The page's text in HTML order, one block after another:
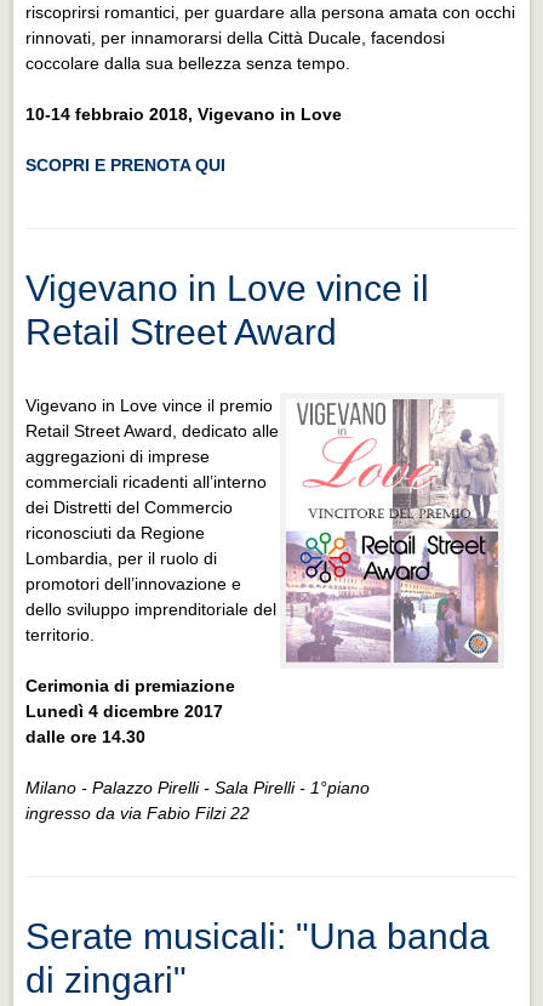
riscoprirsi romantici, per guardare alla persona amata con occhi
rinnovati, per innamorarsi della Città Ducale, facendosi
coccolare dalla sua bellezza senza tempo.
10-14 febbraio 2018, Vigevano in Love
SCOPRI E PRENOTA QUI
Vigevano in Love vince il
Retail Street Award
Vigevano in Love vince il premio
Retail Street Award, dedicato alle
aggregazioni di imprese
commerciali ricadenti all’interno
dei Distretti del Commercio
riconosciuti da Regione
Lombardia, per il ruolo di
promotori dell’innovazione e
dello sviluppo imprenditoriale del
territorio.
Cerimonia di premiazione
Lunedì 4 dicembre 2017
dalle ore 14.30
Milano - Palazzo Pirelli - Sala Pirelli - 1°piano
ingresso da via Fabio Filzi 22
Serate musicali: "Una banda
di zingari"